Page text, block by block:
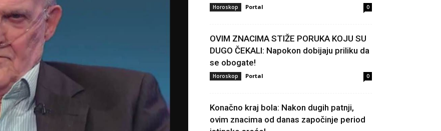
Horoskop Portal 0
OVIM ZNACIMA STIŽE PORUKA KOJU SU
DUGO ČEKALI: Napokon dobijaju priliku da
se obogate!
Horoskop Portal 0
Konačno kraj bola: Nakon dugih patnji,
ovim znacima od danas započinje period